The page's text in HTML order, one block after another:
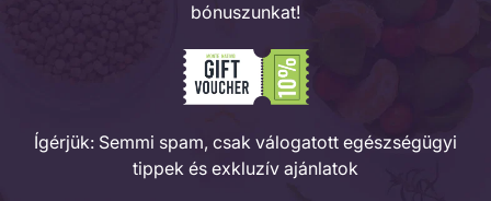
bónuszunkat!
Ígérjük: Semmi spam, csak válogatott egészségügyi
tippek és exkluzív ajánlatok